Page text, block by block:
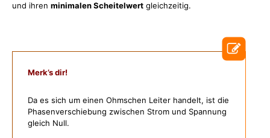
und ihren minimalen Scheitelwert gleichzeitig.
Merk’s dir!
Da es sich um einen Ohmschen Leiter handelt, ist die
Phasenverschiebung zwischen Strom und Spannung
gleich Null.